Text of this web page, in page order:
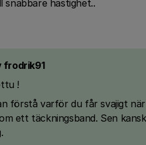
hastighet..
frodrik91
!
förstå varför du får svajigt
ett täckningsband. Sen